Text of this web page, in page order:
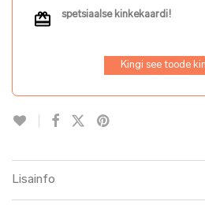
spetsiaalse kinkekaardi!
Kingi see toode
Lisainfo